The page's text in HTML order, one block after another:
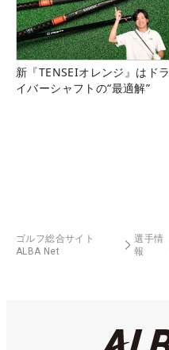
新『TENSEIオレンジ』はドラ
イバーシャフトの“最適解”
ゴルフ総合サイト
ALBA Net
選手情
報